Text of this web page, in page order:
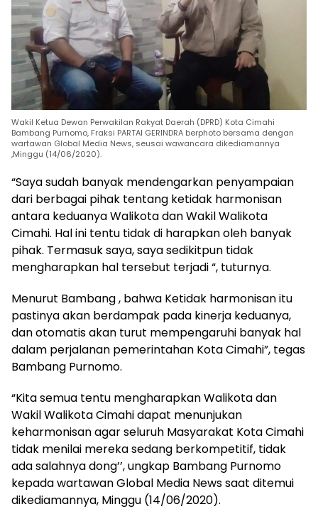
Wakil Ketua Dewan Perwakilan Rakyat Daerah (DPRD) Kota Cimahi
Bambang Purnomo, Fraksi PARTAI GERINDRA berphoto bersama dengan
wartawan Global Media News, seusai wawancara dikediamannya
,Minggu (14/06/2020).
“Saya sudah banyak mendengarkan penyampaian
dari berbagai pihak tentang ketidak harmonisan
antara keduanya Walikota dan Wakil Walikota
Cimahi. Hal ini tentu tidak di harapkan oleh banyak
pihak. Termasuk saya, saya sedikitpun tidak
mengharapkan hal tersebut terjadi “, tuturnya.
Menurut Bambang , bahwa Ketidak harmonisan itu
pastinya akan berdampak pada kinerja keduanya,
dan otomatis akan turut mempengaruhi banyak hal
dalam perjalanan pemerintahan Kota Cimahi”, tegas
Bambang Purnomo.
“Kita semua tentu mengharapkan Walikota dan
Wakil Walikota Cimahi dapat menunjukan
keharmonisan agar seluruh Masyarakat Kota Cimahi
tidak menilai mereka sedang berkompetitif, tidak
ada salahnya dong’’, ungkap Bambang Purnomo
kepada wartawan Global Media News saat ditemui
dikediamannya, Minggu (14/06/2020).